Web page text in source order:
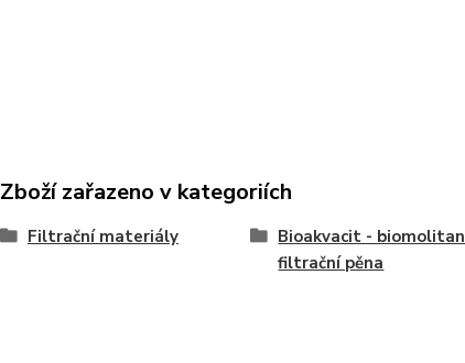
Zboží zařazeno v kategoriích
Filtrační materiály
Bioakvacit - biomolitan
filtrační pěna